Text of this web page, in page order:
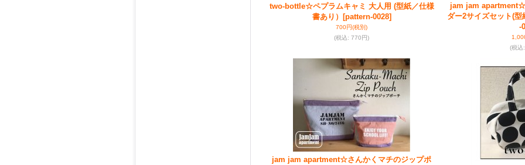
two-bottle☆ペプラムキャミ 大人用 (型紙／仕様
書あり）
[pattern-0028]
700円(税別)
(税込: 770円)
jam jam apartment☆
ダー2サイズセット(
-
(税込:
jam jam apartment☆さんかくマチのジップポ